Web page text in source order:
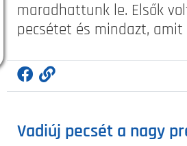
maradhattunk le. Elsők
pecsétet és mindazt, amit
Vadiúj pecsét a nagy